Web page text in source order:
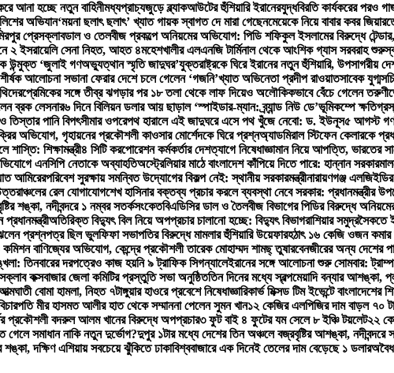
আনা হচ্ছে নতুন বাহিনীমধ্যপ্রাচ্যজুড়ে ব্ল্যাকআউটের হুঁশিয়ারি ইরানেরযুদ্ধবিরতি কার্যকরের পরও
অভিযান‘ময়না ছলাৎ ছলাৎ’ খ্যাত গায়ক স্বাগত দে মারা গেছেনমেয়েকে নিয়ে বাবার কবর
প্রেসক্লাবডাল ও তেলবীজ প্রকল্পে অনিয়মের অভিযোগ: পিডি শফিকুল ইসলামের বিরুদ্ধে
২ ইসরায়েলি সেনা নিহত, আহত ৪মহেশখালীর এলএনজি টার্মিনাল থেকে আংশিক গ্যাস সরবরাহ শুরু
উন্মুক্ত ‘জুলাই গণঅভ্যুত্থান স্মৃতি জাদুঘর’যুক্তরাষ্ট্রকে ঘিরে ইরানের নতুন হুঁশিয়ারি, উপসাগরীয়
আলোচনা সভানা ফেরার দেশে চলে গেলেন ‘গজনি’খ্যাত অভিনেতা প্রদীপ রাওয়াতসাবেক
প্রেমিকের সঙ্গে তীব্র ঝগড়ার পর ১৮ তলা থেকে লাফ দিয়েও অলৌকিকভাবে বেঁচে গেলেন তরুণী
ব্রক লেসনার৬ দিনে বিলিয়ন ডলার আয় ছাড়াল ‘স্পাইডার-ম্যান: ব্র্যান্ড নিউ ডে’ভূমিকম্পে
তিস্তার পানি বিপৎসীমার ওপরেপথ হারালে এই জাদুঘরে এসে পথ খুঁজে নেবো: ড. ইউনূস৫ আগস্ট
অভিযোগ, গৃহায়নের প্রকৌশলী কাওসার মোর্শেদকে ঘিরে প্রশ্নঅ্যাডমিরাল স্টিফেন কেলারকে
শাস্তি: শিক্ষামন্ত্রী৪ সিটি করপোরেশন কর্মকর্তার দেশত্যাগে নিষেধাজ্ঞামান নিয়ে আপত্তি, ভারতের
এনসিপি নেতাকে অব্যাহতিঅস্ট্রেলিয়ার মাঠে বাংলাদেশ কাঁপিয়ে দিতে পারে: হান্নান সরকার
আমিরেরপরিবেশ সুরক্ষায় সমন্বিত উদ্যোগের বিকল্প নেই: স্থানীয় সরকারমন্ত্রীনারায়ণগঞ্জ
রেল যোগাযোগশেখ হাসিনার বক্তব্য প্রচার করলে ব্যবস্থা নেবে সরকার: প্রধানমন্ত্রীর
শঙ্কা, নদীবন্দরে ১ নম্বর সতর্কসংকেতবিএডিসির ডাল ও তৈলবীজ বিভাগের পিডির বিরুদ্ধে
অতিরিক্ত বিদ্যুৎ বিল নিয়ে অপপ্রচার চালানো হচ্ছে: বিদ্যুৎ বিভাগরাশিয়ার
বুঝলেন প্রশ্নপত্র ছিল ভুলফিফা সভাপতির বিরুদ্ধে মামলার হুঁশিয়ারি উয়েফারহঠাৎ ১৬ কেজি ওজন কমার
কমিশন বাণিজ্যের অভিযোগ, কেন্দ্রে প্রকৌশলী তারেক মোহাম্মদ শামছ্ তুষারবেনজীরের অন্য দেশের
তিনবারের দরপত্রেও কাজ হয়নি ৯ ট্রাফিক সিগন্যালেইরানের সঙ্গে আলোচনা শুরু সোমবার: ট্রাম্প
কক্সবাজার জেলা কমিটির প্রস্তুতি সভা অনুষ্ঠিততিন দিনের মধ্যে স্বল্পমেয়াদি বন্যার আশঙ্কা,
বোমা হামলা, নিহত ৭টাঙ্গুয়ার হাওরে প্রবেশে নিষেধাজ্ঞারিকার্ভ মিক্সড টিম ইভেন্টে বাংলাদেশের
মীর হাসমত আলীর হাত থেকে সম্মাননা পেলেন সুমন খান১২ কেজির এলপিজির দাম বাড়ল ৭০
প্রকৌশলী বদরুল আলম খানের বিরুদ্ধে অপপ্রচার৩ ফুট বাই ৪ ফুটের যম সেলে ৮ ইঞ্চি টয়লেট২২
গেলে সমাধান নাকি নতুন দুর্ভোগ?দুপুর ১টার মধ্যে দেশের তিন অঞ্চলে বজ্রবৃষ্টির আশঙ্কা, নদীবন্দরে
শঙ্কা, দক্ষিণ এশিয়ায় সবচেয়ে ঝুঁকিতে ঢাকাবিশ্ববাজারে এক দিনেই তেলের দাম বেড়েছে ১ ডলারঅবৈধ